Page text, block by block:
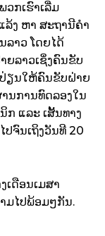
ວກເຮົາເລີ່ມ
ລ້ງ ຫາ ສະຖານີຄຳ
ລາວ ໂດຍໄດ້
ລາວເຊິ່ງຄົນຂັບ
ຽນໃຫ້ຄົນຂັບຝ່າຍ
ນການທົດລອງໃນ
ກ ແລະ ເສັ້ນທາງ
ຈົນເຖິງວັນທີ 20
ເດືອນເມສາ
ມໄປພ້ອມໆກັນ.